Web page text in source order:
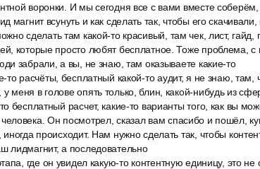
воронки. И мы сегодня все с вами вместе
магнит всунуть и как сделать так, чтобы его скачивали,
сделать там какой-то красивый, там чек, лист, гайд,
которые просто любят бесплатное. Тоже проблема,
забрали, а вы, не знаю, там оказываете какие-то
то расчёты, бесплатный какой-то аудит, я не знаю,
меня в голове опять только, блин, какой-нибудь из
бесплатный расчет, какие-то варианты того, как вы
Он посмотрел, сказал вам спасибо и пошёл,
иногда происходит. Нам нужно сделать так, чтобы
лидмагнит, а последовательно
где он увидел какую-то контентную единицу, это